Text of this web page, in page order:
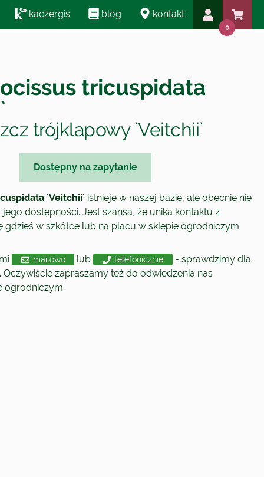
kaczergis blog kontakt
0
tricuspidata
trójklapowy `Veitchii`
Dostępny na zapytanie
`Veitchii`istnieje w naszej bazie, ale obecnie nie
dostępności. Jest szansa, że unika kontaktu z
gdzieś w szkółce lub na placu w sklepie ogrodniczym.
mailowo lub telefonicznie
- sprawdzimy dla
Oczywiście zapraszamy też do odwiedzenia nas
ogrodniczym.